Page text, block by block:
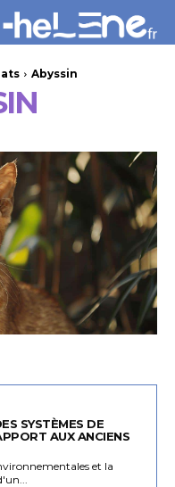
Abyssin
SYSTÈMES DE
AUX ANCIENS
et la